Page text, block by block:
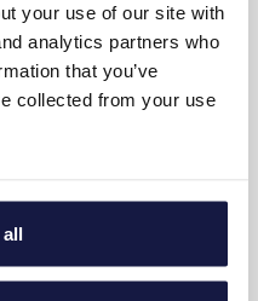
your use of our site with
analytics partners who
that you’ve
collected from your use
παιδί
διπλά κρεβάτια